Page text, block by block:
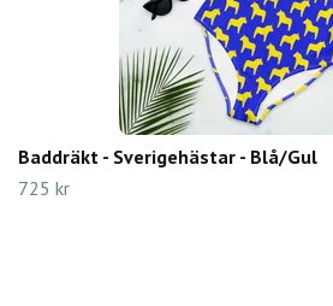
Baddräkt - Sverigehästar - Blå/Gul
725 kr